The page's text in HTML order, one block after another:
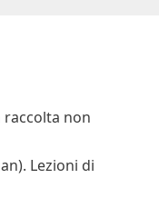
raccolta non
Lezioni di